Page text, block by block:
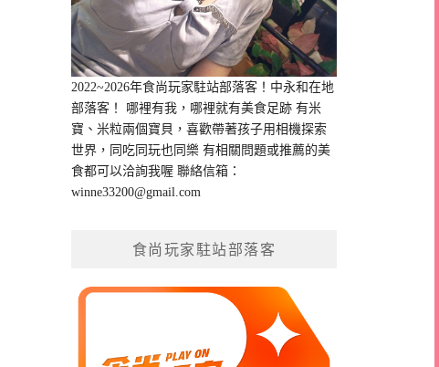
2022~2026年食尚玩家駐站部落客！中永和在地
部落客！ 哪裡有我，哪裡就有美食足跡 有米
寶、米粒兩個寶貝，喜歡帶著孩子用相機探索
世界，同吃同玩也同樂 有相關問題或推薦的美
食都可以洽詢我喔 聯絡信箱：
winne33200@gmail.com
食尚玩家駐站部落客